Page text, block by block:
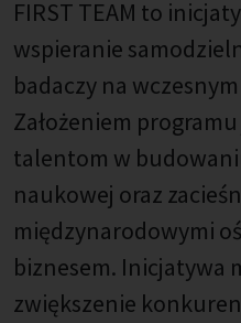
FIRST TEAM to
wspieranie
badaczy na
Założeniem
talentom w
naukowej oraz
międzynarodowymi
biznesem. Inicjatywa
zwiększenie